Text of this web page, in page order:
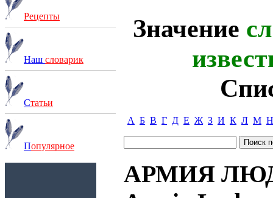
Рецепты
Наш словарик
Статьи
Популярное
Значение
А Б В Г Д Е Ж З И К Л М Н
АРМИЯ